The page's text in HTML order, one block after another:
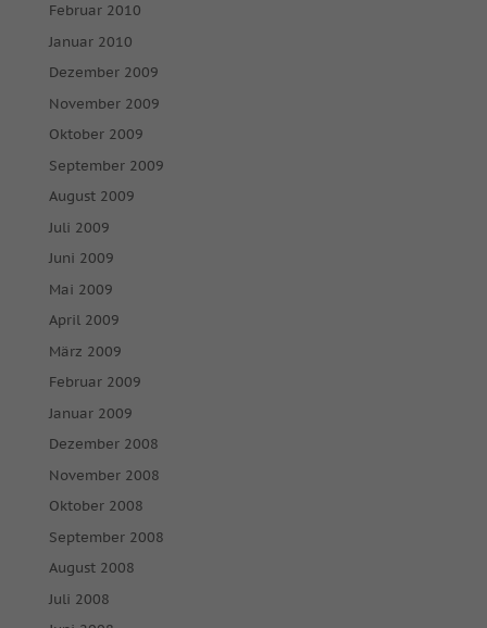
Februar 2010
Januar 2010
Dezember 2009
November 2009
Oktober 2009
September 2009
August 2009
Juli 2009
Juni 2009
Mai 2009
April 2009
März 2009
Februar 2009
Januar 2009
Dezember 2008
November 2008
Oktober 2008
September 2008
August 2008
Juli 2008